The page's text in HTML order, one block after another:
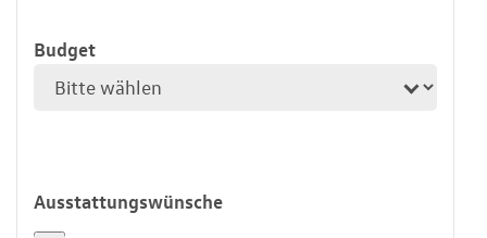
Budget
Ausstattungswünsche